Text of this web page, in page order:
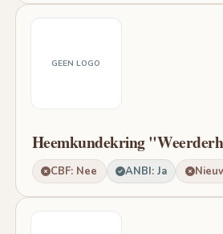
GEEN LOGO
Heemkundekring
CBF: Nee ANBI: Ja